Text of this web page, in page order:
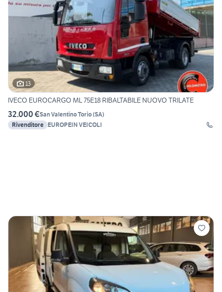
13
IVECO EUROCARGO ML 75E18 RIBALTABILE NUOVO TRILATE
32.000 €San Valentino Torio(SA)
Rivenditore EUROPEIN VEICOLI